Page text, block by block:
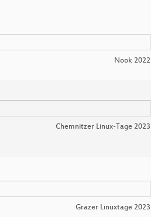
Nook 2022
Chemnitzer Linux-Tage 2023
Grazer Linuxtage 2023